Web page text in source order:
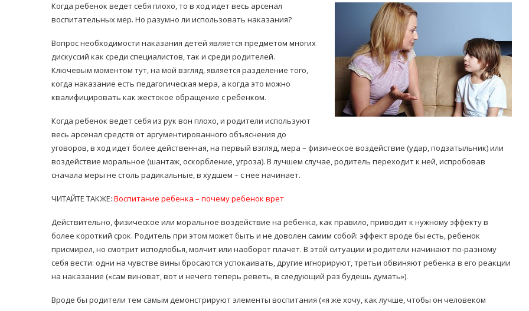
Когда ребенок ведет себя плохо, то в ход идет весь арсенал
воспитательных мер. Но разумно ли использовать наказания?
Вопрос необходимости наказания детей является предметом многих
дискуссий как среди специалистов, так и среди родителей.
Ключевым моментом тут, на мой взгляд, является разделение того,
когда наказание есть педагогическая мера, а когда это можно
квалифицировать как жестокое обращение с ребенком.
Когда ребенок ведет себя из рук вон плохо, и родители используют
весь арсенал средств от аргументированного объяснения до
уговоров, в ход идет более действенная, на первый взгляд, мера – физическое воздействие (удар, подзатыльник) или
воздействие моральное (шантаж, оскорбление, угроза). В лучшем случае, родитель переходит к ней, испробовав
сначала меры не столь радикальные, в худшем – с нее начинает.
ЧИТАЙТЕ ТАКЖЕ: Воспитание ребенка – почему ребенок врет
Действительно, физическое или моральное воздействие на ребенка, как правило, приводит к нужному эффекту в
более короткий срок. Родитель при этом может быть и не доволен самим собой: эффект вроде бы есть, ребенок
присмирел, но смотрит исподлобья, молчит или наоборот плачет. В этой ситуации и родители начинают по-разному
себя вести: одни на чувстве вины бросаются успокаивать, другие игнорируют, третьи обвиняют ребенка в его реакции
на наказание («сам виноват, вот и нечего теперь реветь, в следующий раз будешь думать»).
Вроде бы родители тем самым демонстрируют элементы воспитания («я же хочу, как лучше, чтобы он человеком
принимать
никакого кипятка
Лікарі назвали симптоми
коронавірусу в дітей
14/Бер/2020
Попробуйте рецепт
легендарного супа доктора